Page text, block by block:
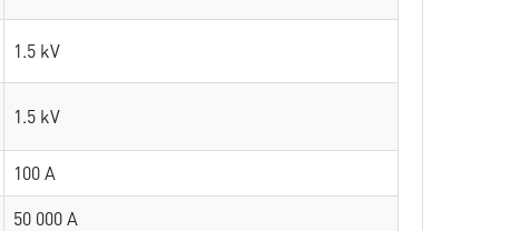
1.5 kV
1.5 kV
100 A
50 000 A